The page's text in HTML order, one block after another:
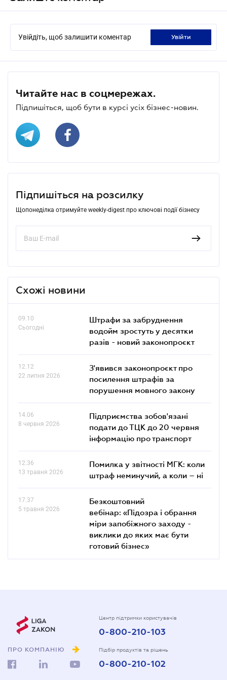
Увійдіть, щоб залишити коментар увійти
Читайте нас в соцмережах.
Підпишіться, щоб бути в курсі усіх бізнес-новин.
Підпишіться на розсилку
Щопонеділка отримуйте weekly-digest про ключові події бізнесу
Схожі новини
09.10
Сьогодні
Штрафи за забруднення
водойм зростуть у десятки
разів - новий законопроєкт
12.12
22 липня 2026
З'явився законопроєкт про
посилення штрафів за
порушення мовного закону
14.06
8 червня 2026
Підприємства зобов'язані
подати до ТЦК до 20 червня
інформацію про транспорт
12.36
13 травня 2026
Помилка у звітності МГК: коли
штраф неминучий, а коли – ні
17.37
5 травня 2026
Безкоштовний
вебінар: «Підозра і обрання
міри запобіжного заходу -
виклики до яких має бути
готовий бізнес»
ПРО КОМПАНІЮ
Центр підтримки користувачів
0-800-210-103
Підбір продуктів та рішень
0-800-210-102